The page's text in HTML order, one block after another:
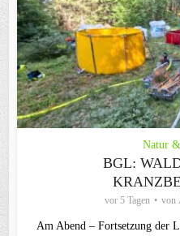
Natur
BGL:
vor 5 Tagen von
Am Abend – Fortsetzung der